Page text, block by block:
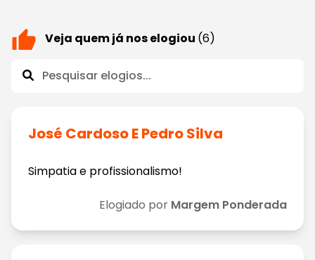
Veja quem já nos elogiou (6)
José Cardoso E Pedro Silva
Simpatia e profissionalismo!
Elogiado por Margem Ponderada